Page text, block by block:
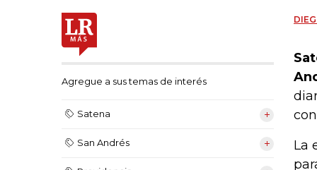
Agregue a sus temas de interés
Satena
San Andrés
La